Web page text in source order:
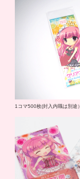
1コマ500枚(封入内職は別途）